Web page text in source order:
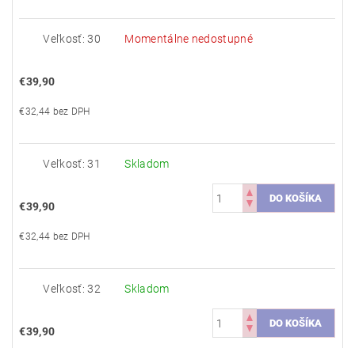
Veľkosť: 30 Momentálne nedostupné
€39,90
€32,44 bez DPH
Veľkosť: 31 Skladom
€39,90
€32,44 bez DPH
Veľkosť: 32 Skladom
€39,90